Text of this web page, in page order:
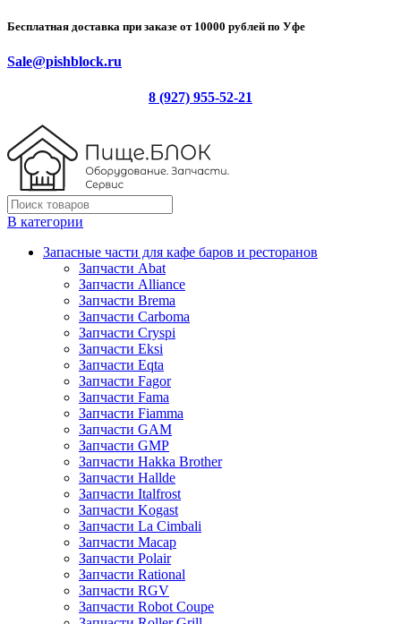
Бесплатная доставка при заказе от 10000 рублей по Уфе
Sale@pishblock.ru
8 (927) 955-52-21
В категории
Запасные части для кафе баров и ресторанов
Запчасти Abat
Запчасти Alliance
Запчасти Brema
Запчасти Carboma
Запчасти Cryspi
Запчасти Eksi
Запчасти Eqta
Запчасти Fagor
Запчасти Fama
Запчасти Fiamma
Запчасти GAM
Запчасти GMP
Запчасти Hakka Brother
Запчасти Hallde
Запчасти Italfrost
Запчасти Kogast
Запчасти La Cimbali
Запчасти Macap
Запчасти Polair
Запчасти Rational
Запчасти RGV
Запчасти Robot Coupe